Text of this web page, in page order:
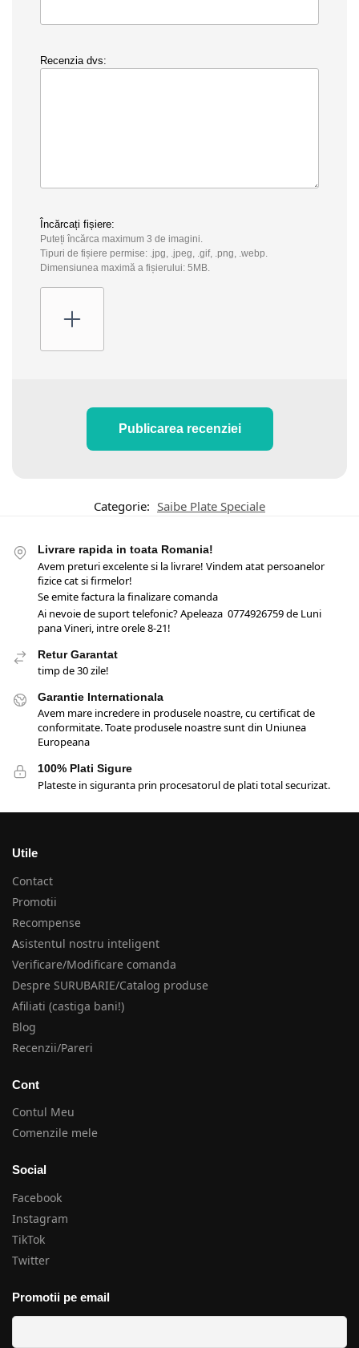
Recenzia dvs:
Încărcați fișiere:
Puteți încărca maximum 3 de imagini.
Tipuri de fișiere permise: .jpg, .jpeg, .gif, .png, .webp.
Dimensiunea maximă a fișierului: 5MB.
Publicarea recenziei
Categorie: Saibe Plate Speciale
Livrare rapida in toata Romania!
Avem preturi excelente si la livrare! Vindem atat persoanelor
fizice cat si firmelor!
Se emite factura la finalizare comanda
Ai nevoie de suport telefonic? Apeleaza 0774926759 de Luni
pana Vineri, intre orele 8-21!
Retur Garantat
timp de 30 zile!
Garantie Internationala
Avem mare incredere in produsele noastre, cu certificat de
conformitate. Toate produsele noastre sunt din Uniunea
Europeana
100% Plati Sigure
Plateste in siguranta prin procesatorul de plati total securizat.
Utile
Contact
Promotii
Recompense
Asistentul nostru inteligent
Verificare/Modificare comanda
Despre SURUBARIE/Catalog produse
Afiliati (castiga bani!)
Blog
Recenzii/Pareri
Cont
Contul Meu
Comenzile mele
Social
Facebook
Instagram
TikTok
Twitter
Promotii pe email